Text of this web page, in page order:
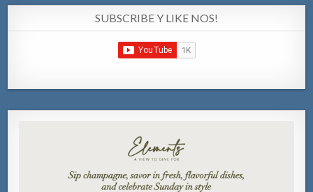
SUBSCRIBE Y LIKE NOS!